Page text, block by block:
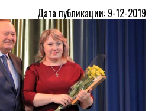
Дата публикации: 9-12-2019